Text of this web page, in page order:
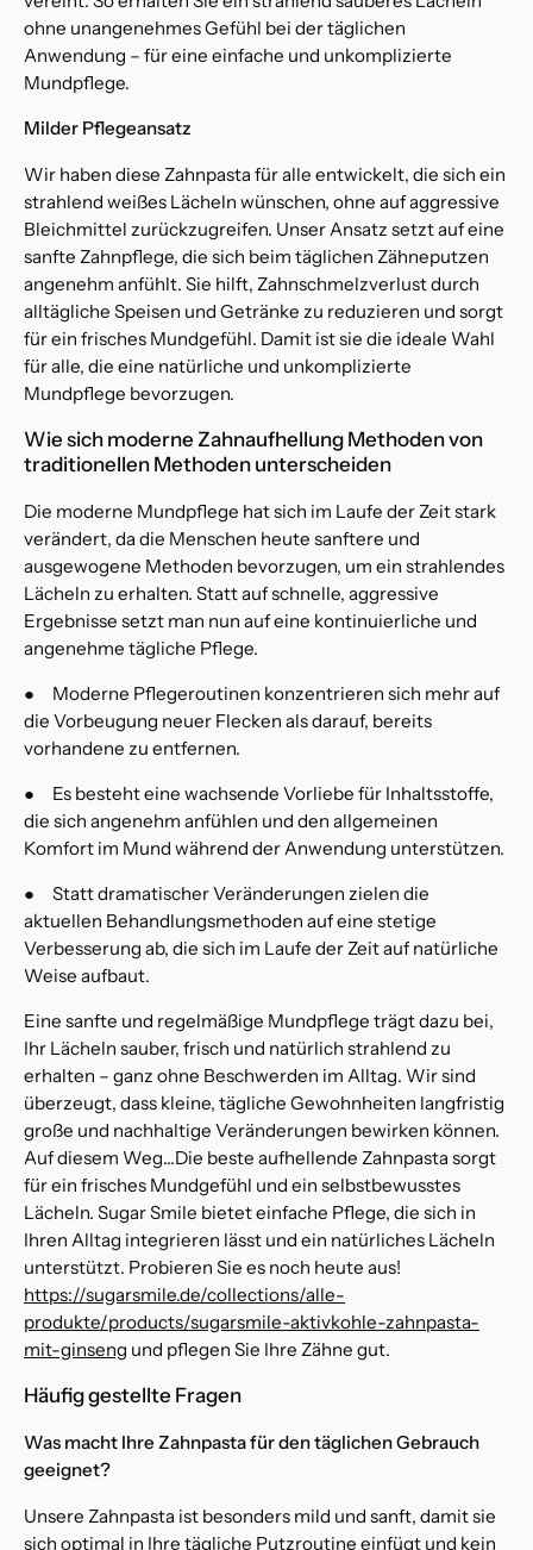
ohne unangenehmes Gefühl bei der täglichen
Anwendung – für eine einfache und unkomplizierte
Mundpflege.
Milder Pflegeansatz
Wir haben diese Zahnpasta für alle entwickelt, die sich ein
strahlend weißes Lächeln wünschen, ohne auf aggressive
Bleichmittel zurückzugreifen. Unser Ansatz setzt auf eine
sanfte Zahnpflege, die sich beim täglichen Zähneputzen
angenehm anfühlt. Sie hilft, Zahnschmelzverlust durch
alltägliche Speisen und Getränke zu reduzieren und sorgt
für ein frisches Mundgefühl. Damit ist sie die ideale Wahl
für alle, die eine natürliche und unkomplizierte
Mundpflege bevorzugen.
Wie sich moderne Zahnaufhellung Methoden von
traditionellen Methoden unterscheiden
Die moderne Mundpflege hat sich im Laufe der Zeit stark
verändert, da die Menschen heute sanftere und
ausgewogene Methoden bevorzugen, um ein strahlendes
Lächeln zu erhalten. Statt auf schnelle, aggressive
Ergebnisse setzt man nun auf eine kontinuierliche und
angenehme tägliche Pflege.
●
Moderne Pflegeroutinen konzentrieren sich mehr auf
die Vorbeugung neuer Flecken als darauf, bereits
vorhandene zu entfernen.
●
Es besteht eine wachsende Vorliebe für Inhaltsstoffe,
die sich angenehm anfühlen und den allgemeinen
Komfort im Mund während der Anwendung unterstützen.
●
Statt dramatischer Veränderungen zielen die
aktuellen Behandlungsmethoden auf eine stetige
Verbesserung ab, die sich im Laufe der Zeit auf natürliche
Weise aufbaut.
Eine sanfte und regelmäßige Mundpflege trägt dazu bei,
Ihr Lächeln sauber, frisch und natürlich strahlend zu
erhalten – ganz ohne Beschwerden im Alltag. Wir sind
überzeugt, dass kleine, tägliche Gewohnheiten langfristig
große und nachhaltige Veränderungen bewirken können.
Auf diesem Weg…Die beste aufhellende Zahnpasta sorgt
für ein frisches Mundgefühl und ein selbstbewusstes
Lächeln. Sugar Smile bietet einfache Pflege, die sich in
Ihren Alltag integrieren lässt und ein natürliches Lächeln
unterstützt. Probieren Sie es noch heute aus!
https://sugarsmile.de/collections/alle-
produkte/products/sugarsmile-aktivkohle-zahnpasta-
mit-ginseng und pflegen Sie Ihre Zähne gut.
Häufig gestellte Fragen
Was macht Ihre Zahnpasta für den täglichen Gebrauch
geeignet?
Unsere Zahnpasta ist besonders mild und sanft, damit sie
sich optimal in Ihre tägliche Putzroutine einfügt und kein
K
u
f
ü
r
S
u
a
r
S
l
e
e
n
t
s
c
h
d
e
r
o
f
s
s
i
e
l
l
e
Z
a
n
a
u
f
h
e
l
g